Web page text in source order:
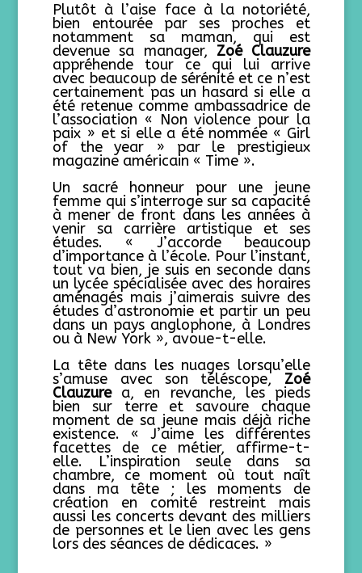
Plutôt à l’aise face à la notoriété,
bien entourée par ses proches et
notamment sa maman, qui est
devenue sa manager, Zoé Clauzure
appréhende tour ce qui lui arrive
avec beaucoup de sérénité et ce n’est
certainement pas un hasard si elle a
été retenue comme ambassadrice de
l’association « Non violence pour la
paix » et si elle a été nommée « Girl
of the year » par le prestigieux
magazine américain « Time ».
Un sacré honneur pour une jeune
femme qui s’interroge sur sa capacité
à mener de front dans les années à
venir sa carrière artistique et ses
études. « J’accorde beaucoup
d’importance à l’école. Pour l’instant,
tout va bien, je suis en seconde dans
un lycée spécialisée avec des horaires
aménagés mais j’aimerais suivre des
études d’astronomie et partir un peu
dans un pays anglophone, à Londres
ou à New York », avoue-t-elle.
La tête dans les nuages lorsqu’elle
s’amuse avec son téléscope, Zoé
Clauzurea, en revanche, les pieds
bien sur terre et savoure chaque
moment de sa jeune mais déjà riche
existence. « J’aime les différentes
facettes de ce métier, affirme-t-
elle. L’inspiration seule dans sa
chambre, ce moment où tout naît
dans ma tête ; les moments de
création en comité restreint mais
aussi les concerts devant des milliers
de personnes et le lien avec les gens
lors des séances de dédicaces. »